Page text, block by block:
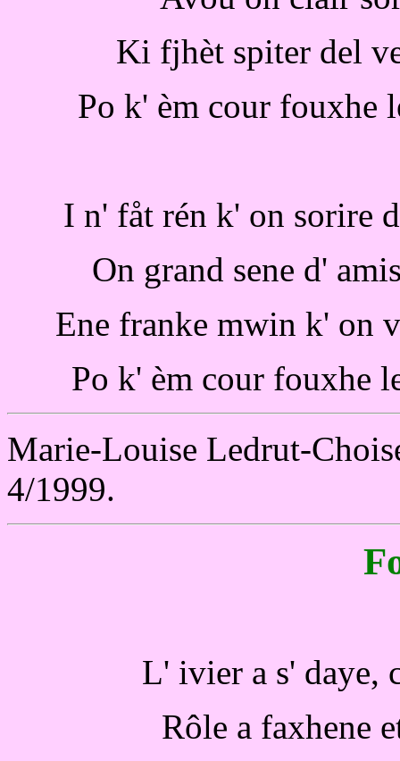
Ki fjhèt spiter del
Po k' èm cour fouxhe
I n' fåt rén k' on sorire
On grand sene d'
Ene franke mwin k' on
Po k' èm cour fouxhe
Marie-Louise Ledrut-
4/1999.
L' ivier a s' daye,
Rôle a faxhene